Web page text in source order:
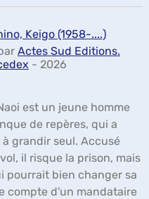
Keigo (1958-....)
Actes Sud Editions.
- 2026
est un jeune homme
de repères, qui a
grandir seul. Accusé
il risque la prison, mais
pourrait bien changer sa
compte d'un mandataire